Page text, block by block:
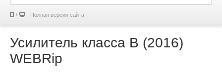
Полная версия сайта
Усилитель класса B (2016)
WEBRip